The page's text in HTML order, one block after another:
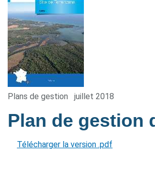
Plans de gestion juillet 2018
Plan de gestion
Télécharger la version .pdf